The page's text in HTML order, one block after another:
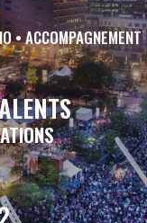
• ACCOMPAGNEMENT